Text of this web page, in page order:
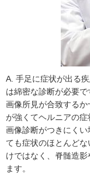
A. 手足に症状が出る
は綿密な診断が必要
画像所見が合致する
が強くてヘルニアの症
画像診断がつきにく
ても症状のほとんど
けではなく、脊髄造
ます。